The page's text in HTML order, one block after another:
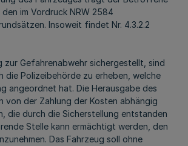
im Vordruck NRW 2584
Insoweit findet Nr. 4.3.2.2
zur Gefahrenabwehr sichergestellt, sind
die Polizeibehörde zu erheben, welche
angeordnet hat. Die Herausgabe des
von der Zahlung der Kosten abhängig
die durch die Sicherstellung entstanden
Stelle kann ermächtigt werden, den
Das Fahrzeug soll ohne